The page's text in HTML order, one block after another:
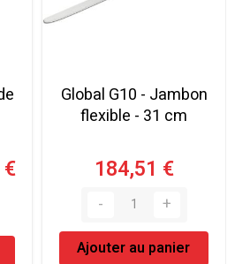
Global G10 - Jambon
flexible - 31 cm
184,51 €
Ajouter au panier